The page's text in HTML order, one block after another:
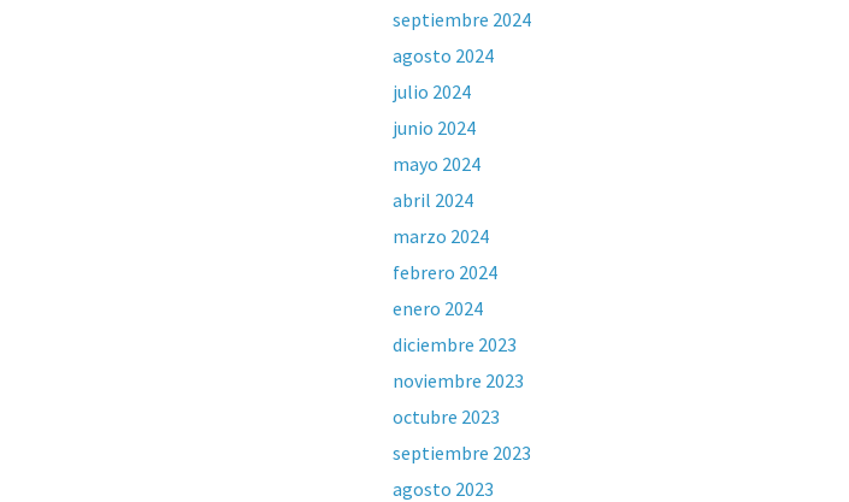
septiembre 2024
agosto 2024
julio 2024
junio 2024
mayo 2024
abril 2024
marzo 2024
febrero 2024
enero 2024
diciembre 2023
noviembre 2023
octubre 2023
septiembre 2023
agosto 2023